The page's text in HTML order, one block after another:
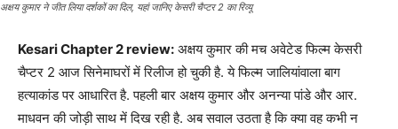
अक्षय कुमार ने जीत लिया दर्शकों का दिल, यहां जानिए केसरी चैप्टर 2 का रिव्यू
Kesari Chapter 2 review: अक्षय कुमार की मच अवेटेड फिल्म केसरी
चैप्टर 2 आज सिनेमाघरों में रिलीज हो चुकी है. ये फिल्म जालियांवाला बाग
हत्याकांड पर आधारित है. पहली बार अक्षय कुमार और अनन्या पांडे और आर.
माधवन की जोड़ी साथ में दिख रही है. अब सवाल उठता है कि क्या वह कभी न